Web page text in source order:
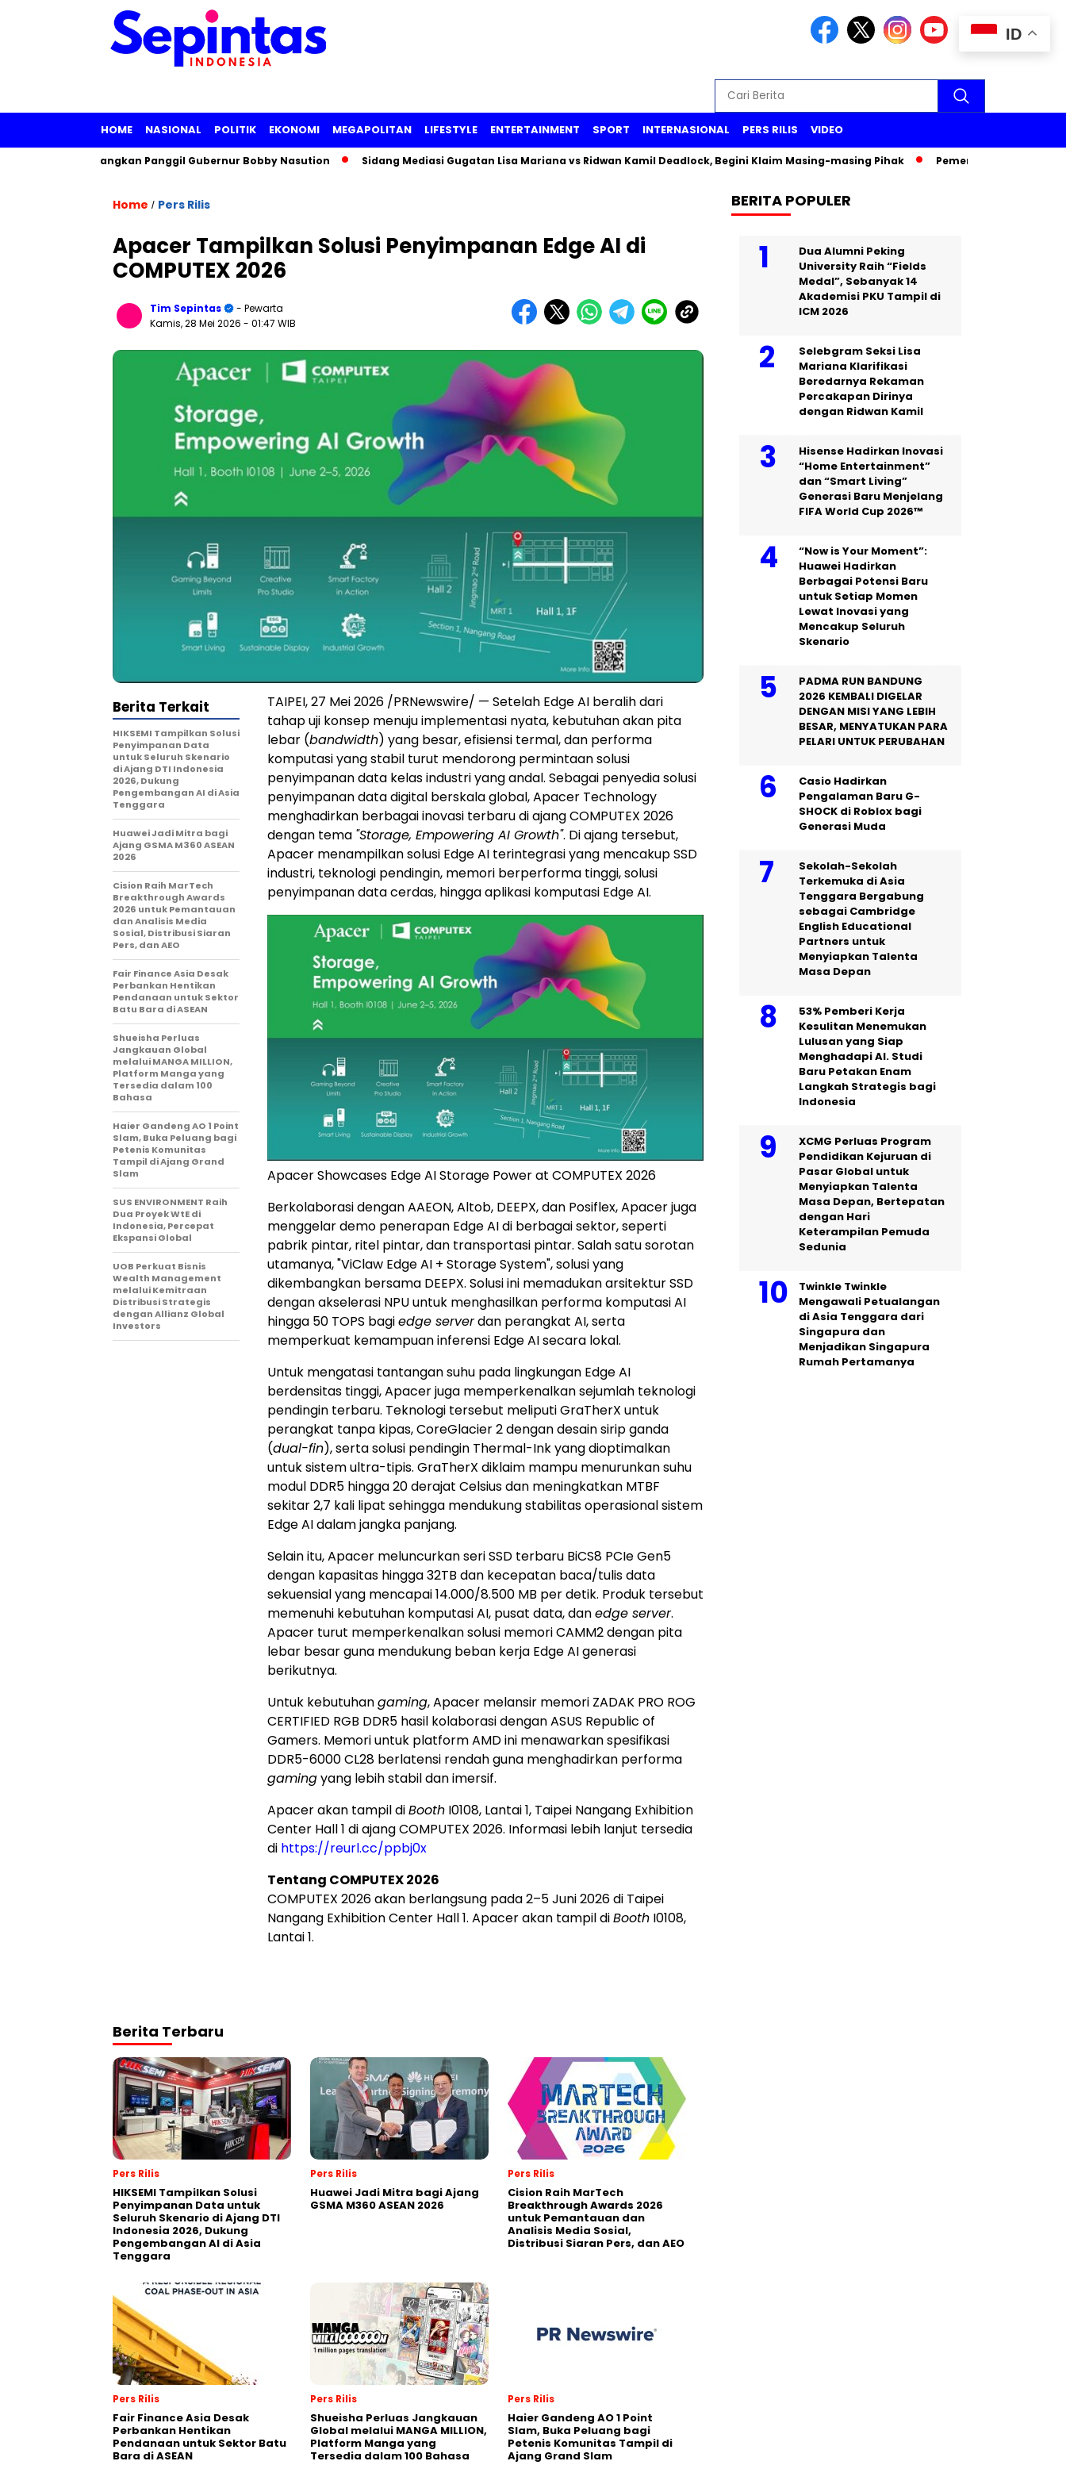
HOME NASIONAL POLITIK EKONOMI MEGAPOLITAN LIFESTYLE ENTERTAINMENT SPORT INTERNASIONAL PERS RILIS VIDEO
Pertimbangkan Panggil Gubernur Bobby Nasution Sidang Mediasi Gugatan Lisa Mariana vs Ridwan Kamil Deadlock, Begini Klaim Masing-masing Pihak Pemeriksaan Wakil Menteri
Home / Pers Rilis
Apacer Tampilkan Solusi Penyimpanan Edge AI di
COMPUTEX 2026
Tim Sepintas
- Pewarta
Kamis, 28 Mei 2026 - 01:47 WIB
TAIPEI, 27 Mei 2026 /PRNewswire/ — Setelah Edge AI beralih dari
tahap uji konsep menuju implementasi nyata, kebutuhan akan pita
lebar (bandwidth) yang besar, efisiensi termal, dan performa
komputasi yang stabil turut mendorong permintaan solusi
penyimpanan data kelas industri yang andal. Sebagai penyedia solusi
penyimpanan data digital berskala global, Apacer Technology
menghadirkan berbagai inovasi terbaru di ajang COMPUTEX 2026
dengan tema "Storage, Empowering AI Growth". Di ajang tersebut,
Apacer menampilkan solusi Edge AI terintegrasi yang mencakup SSD
industri, teknologi pendingin, memori berperforma tinggi, solusi
penyimpanan data cerdas, hingga aplikasi komputasi Edge AI.
Apacer Showcases Edge AI Storage Power at COMPUTEX 2026
Berkolaborasi dengan AAEON, Altob, DEEPX, dan Posiflex, Apacer juga
menggelar demo penerapan Edge AI di berbagai sektor, seperti
pabrik pintar, ritel pintar, dan transportasi pintar. Salah satu sorotan
utamanya, "ViClaw Edge AI + Storage System", solusi yang
dikembangkan bersama DEEPX. Solusi ini memadukan arsitektur SSD
dengan akselerasi NPU untuk menghasilkan performa komputasi AI
hingga 50 TOPS bagiedge serverdan perangkat AI, serta
memperkuat kemampuan inferensi Edge AI secara lokal.
Untuk mengatasi tantangan suhu pada lingkungan Edge AI
berdensitas tinggi, Apacer juga memperkenalkan sejumlah teknologi
pendingin terbaru. Teknologi tersebut meliputi GraTherX untuk
perangkat tanpa kipas, CoreGlacier 2 dengan desain sirip ganda
(dual-fin), serta solusi pendingin Thermal-Ink yang dioptimalkan
untuk sistem ultra-tipis. GraTherX diklaim mampu menurunkan suhu
modul DDR5 hingga 20 derajat Celsius dan meningkatkan MTBF
sekitar 2,7 kali lipat sehingga mendukung stabilitas operasional sistem
Edge AI dalam jangka panjang.
Selain itu, Apacer meluncurkan seri SSD terbaru BiCS8 PCIe Gen5
dengan kapasitas hingga 32TB dan kecepatan baca/tulis data
sekuensial yang mencapai 14.000/8.500 MB per detik. Produk tersebut
memenuhi kebutuhan komputasi AI, pusat data, danedge server.
Apacer turut memperkenalkan solusi memori CAMM2 dengan pita
lebar besar guna mendukung beban kerja Edge AI generasi
berikutnya.
Untuk kebutuhangaming, Apacer melansir memori ZADAK PRO ROG
CERTIFIED RGB DDR5 hasil kolaborasi dengan ASUS Republic of
Gamers. Memori untuk platform AMD ini menawarkan spesifikasi
DDR5-6000 CL28 berlatensi rendah guna menghadirkan performa
gamingyang lebih stabil dan imersif.
Apacer akan tampil diBooth I0108, Lantai 1, Taipei Nangang Exhibition
Center Hall 1 di ajang COMPUTEX 2026. Informasi lebih lanjut tersedia
di https://reurl.cc/ppbj0x
Tentang COMPUTEX 2026
COMPUTEX 2026 akan berlangsung pada 2–5 Juni 2026 di Taipei
Nangang Exhibition Center Hall 1. Apacer akan tampil diBooth I0108,
Lantai 1.
Berita Terkait
HIKSEMI Tampilkan Solusi
Penyimpanan Data
untuk Seluruh Skenario
di Ajang DTI Indonesia
2026, Dukung
Pengembangan AI di Asia
Tenggara
Huawei Jadi Mitra bagi
Ajang GSMA M360 ASEAN
2026
Cision Raih MarTech
Breakthrough Awards
2026 untuk Pemantauan
dan Analisis Media
Sosial, Distribusi Siaran
Pers, dan AEO
Fair Finance Asia Desak
Perbankan Hentikan
Pendanaan untuk Sektor
Batu Bara di ASEAN
Shueisha Perluas
Jangkauan Global
melalui MANGA MILLION,
Platform Manga yang
Tersedia dalam 100
Bahasa
Haier Gandeng AO 1 Point
Slam, Buka Peluang bagi
Petenis Komunitas
Tampil di Ajang Grand
Slam
SUS ENVIRONMENT Raih
Dua Proyek WtE di
Indonesia, Percepat
Ekspansi Global
UOB Perkuat Bisnis
Wealth Management
melalui Kemitraan
Distribusi Strategis
dengan Allianz Global
Investors
Berita Terbaru
Pers Rilis
HIKSEMI Tampilkan Solusi
Penyimpanan Data untuk
Seluruh Skenario di Ajang DTI
Indonesia 2026, Dukung
Pengembangan AI di Asia
Tenggara
Pers Rilis
Huawei Jadi Mitra bagi Ajang
GSMA M360 ASEAN 2026
Pers Rilis
Cision Raih MarTech
Breakthrough Awards 2026
untuk Pemantauan dan
Analisis Media Sosial,
Distribusi Siaran Pers, dan AEO
Pers Rilis
Fair Finance Asia Desak
Perbankan Hentikan
Pendanaan untuk Sektor Batu
Bara di ASEAN
Pers Rilis
Shueisha Perluas Jangkauan
Global melalui MANGA MILLION,
Platform Manga yang
Tersedia dalam 100 Bahasa
Pers Rilis
Haier Gandeng AO 1 Point
Slam, Buka Peluang bagi
Petenis Komunitas Tampil di
Ajang Grand Slam
BERITA POPULER
Dua Alumni Peking
University Raih “Fields
Medal”, Sebanyak 14
Akademisi PKU Tampil di
ICM 2026
Selebgram Seksi Lisa
Mariana Klarifikasi
Beredarnya Rekaman
Percakapan Dirinya
dengan Ridwan Kamil
Hisense Hadirkan Inovasi
“Home Entertainment”
dan “Smart Living”
Generasi Baru Menjelang
FIFA World Cup 2026™
“Now is Your Moment”:
Huawei Hadirkan
Berbagai Potensi Baru
untuk Setiap Momen
Lewat Inovasi yang
Mencakup Seluruh
Skenario
PADMA RUN BANDUNG
2026 KEMBALI DIGELAR
DENGAN MISI YANG LEBIH
BESAR, MENYATUKAN PARA
PELARI UNTUK PERUBAHAN
Casio Hadirkan
Pengalaman Baru G-
SHOCK di Roblox bagi
Generasi Muda
Sekolah-Sekolah
Terkemuka di Asia
Tenggara Bergabung
sebagai Cambridge
English Educational
Partners untuk
Menyiapkan Talenta
Masa Depan
53% Pemberi Kerja
Kesulitan Menemukan
Lulusan yang Siap
Menghadapi AI. Studi
Baru Petakan Enam
Langkah Strategis bagi
Indonesia
XCMG Perluas Program
Pendidikan Kejuruan di
Pasar Global untuk
Menyiapkan Talenta
Masa Depan, Bertepatan
dengan Hari
Keterampilan Pemuda
Sedunia
Twinkle Twinkle
Mengawali Petualangan
di Asia Tenggara dari
Singapura dan
Menjadikan Singapura
Rumah Pertamanya
ID